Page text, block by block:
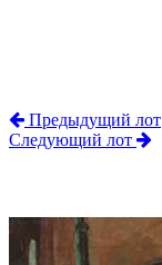
Предыдущий лот
Следующий лот